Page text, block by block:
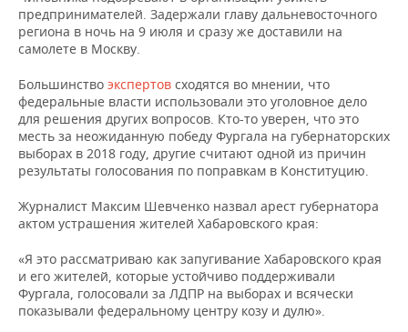
предпринимателей. Задержали главу дальневосточного
региона в ночь на 9 июля и сразу же доставили на
самолете в Москву.
Большинство экспертов сходятся во мнении, что
федеральные власти использовали это уголовное дело
для решения других вопросов. Кто-то уверен, что это
месть за неожиданную победу Фургала на губернаторских
выборах в 2018 году, другие считают одной из причин
результаты голосования по поправкам в Конституцию.
Журналист Максим Шевченко назвал арест губернатора
актом устрашения жителей Хабаровского края:
«Я это рассматриваю как запугивание Хабаровского края
и его жителей, которые устойчиво поддерживали
Фургала, голосовали за ЛДПР на выборах и всячески
показывали федеральному центру козу и дулю».